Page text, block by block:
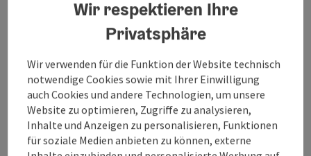
Barrierefreiheit
Beitrag merken
Wir respektieren Ihre
Privatsphäre
Wir verwenden für die Funktion der Website technisch
notwendige Cookies sowie mit Ihrer Einwilligung
auch Cookies und andere Technologien, um unsere
Website zu optimieren, Zugriffe zu analysieren,
Inhalte und Anzeigen zu personalisieren, Funktionen
für soziale Medien anbieten zu können, externe